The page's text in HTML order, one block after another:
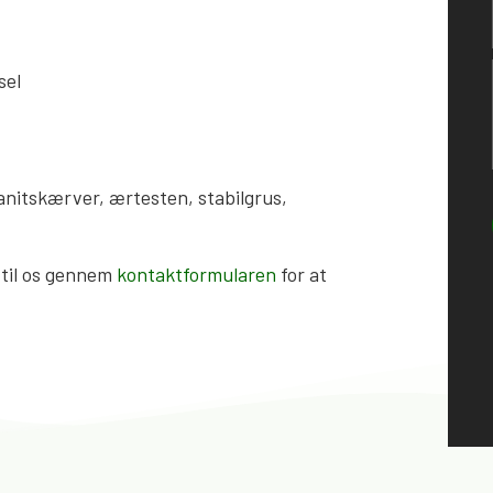
ærtesten, stabilgrus,
os gennem kontaktformularen for at